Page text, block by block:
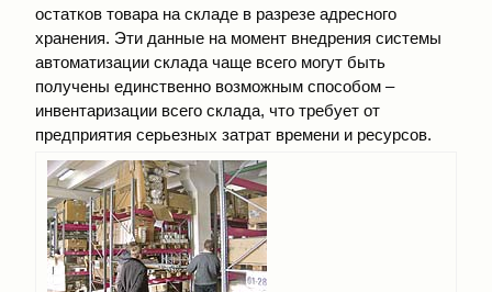
остатков товара на складе в разрезе адресного
хранения. Эти данные на момент внедрения системы
автоматизации склада чаще всего могут быть
получены единственно возможным способом –
инвентаризации всего склада, что требует от
предприятия серьезных затрат времени и ресурсов.